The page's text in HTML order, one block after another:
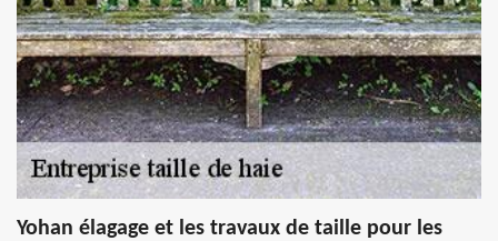
Yohan élagage et les travaux de taille pour les